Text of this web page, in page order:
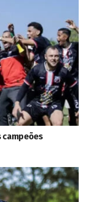
campeões